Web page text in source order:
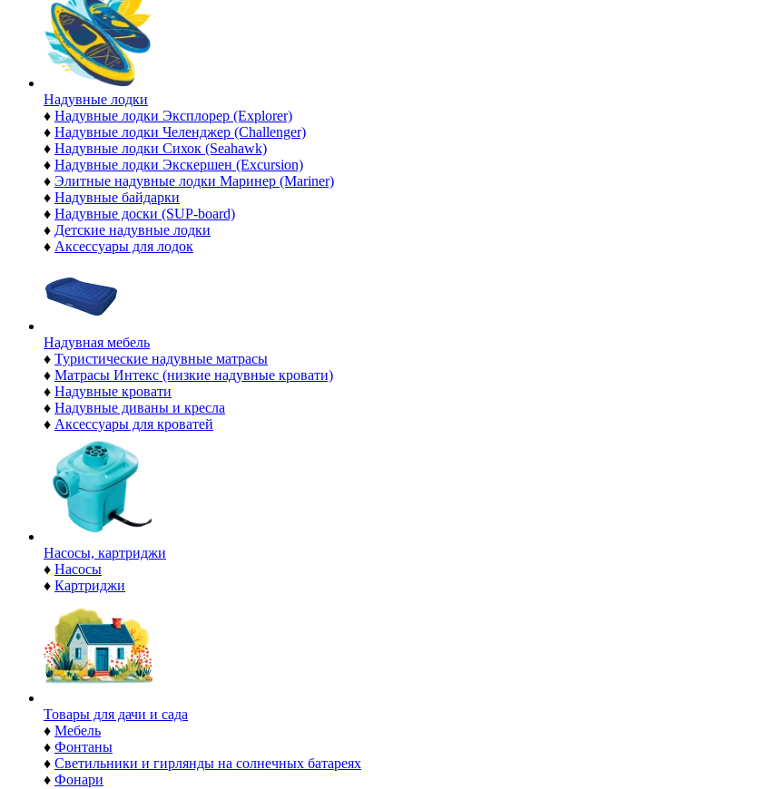
Надувные лодки
♦ Надувные лодки Эксплорер (Explorer)
♦ Надувные лодки Челенджер (Challenger)
♦ Надувные лодки Сихок (Seahawk)
♦ Надувные лодки Экскершен (Excursion)
♦ Элитные надувные лодки Маринер (Mariner)
♦ Надувные байдарки
♦ Надувные доски (SUP-board)
♦ Детские надувные лодки
♦ Аксессуары для лодок
Надувная мебель
♦ Туристические надувные матрасы
♦ Матрасы Интекс (низкие надувные кровати)
♦ Надувные кровати
♦ Надувные диваны и кресла
♦ Аксессуары для кроватей
Насосы, картриджи
♦ Насосы
♦ Картриджи
Товары для дачи и сада
♦ Мебель
♦ Фонтаны
♦ Светильники и гирлянды на солнечных батареях
♦ Фонари